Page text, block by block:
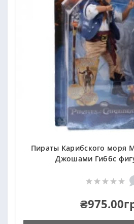
Пираты Карибского моря
Джошами Гиббс